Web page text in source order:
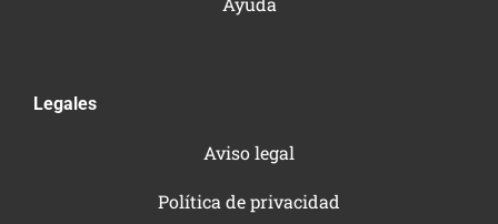
Legales
Aviso legal
Política de privacidad